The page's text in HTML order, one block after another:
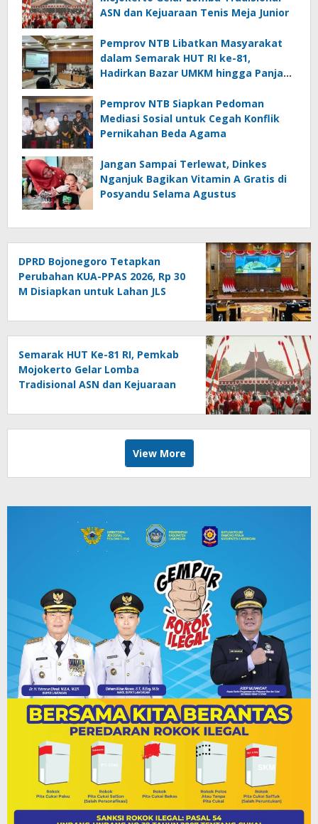
ASN dan Kejuaraan Tenis Meja Junior
Pemprov NTB Libatkan Masyarakat
dalam Semarak HUT RI ke-81,
Hadirkan Bazar UMKM hingga Panjat
Pemprov NTB Siapkan Pedoman
Mediasi Sosial untuk Cegah Konflik
Pernikahan Beda Agama
Jangan Sampai Terlewat, Dinkes
Nganjuk Bagikan Vitamin A Gratis di
Posyandu Selama Agustus
DPRD Bojonegoro Tetapkan
Perubahan KUA-PPAS 2026, Rp 30
M Disiapkan untuk Lahan JLS
Semarak HUT Ke-81 RI, Pemkab
Mojokerto Gelar Lomba
Tradisional ASN dan Kejuaraan
View More